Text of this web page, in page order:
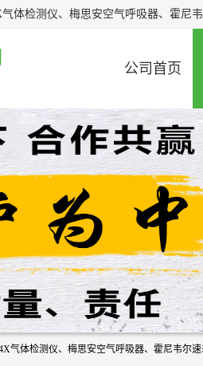
公司首页